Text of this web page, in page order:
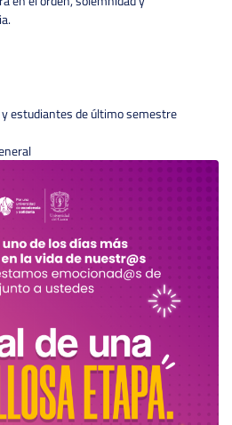
y estudiantes de último semestre